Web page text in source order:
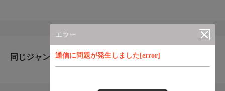
エラー
通信に問題が発生しました[error]
同じジャンルのおすすめ番組